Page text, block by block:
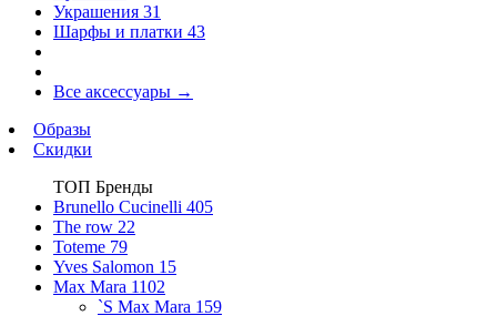
Украшения 31
Шарфы и платки 43
Все аксессуары →
Образы
Скидки
ТОП Бренды
Brunello Cucinelli 405
The row 22
Toteme 79
Yves Salomon 15
Max Mara 1102
`S Max Mara 159